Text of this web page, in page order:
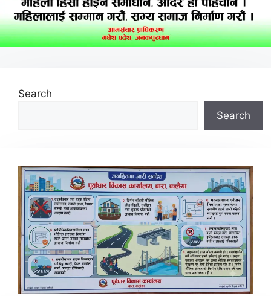
Search
Search